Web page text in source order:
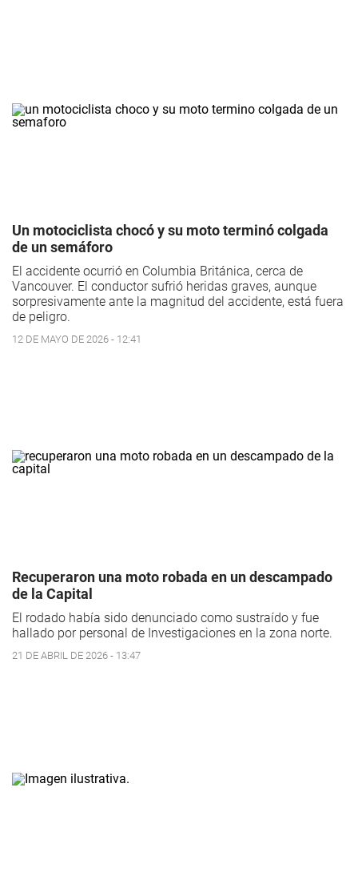
Un motociclista chocó y su moto terminó colgada
de un semáforo
El accidente ocurrió en Columbia Británica, cerca de
Vancouver. El conductor sufrió heridas graves, aunque
sorpresivamente ante la magnitud del accidente, está fuera
de peligro.
12 DE MAYO DE 2026 - 12:41
Recuperaron una moto robada en un descampado
de la Capital
El rodado había sido denunciado como sustraído y fue
hallado por personal de Investigaciones en la zona norte.
21 DE ABRIL DE 2026 - 13:47